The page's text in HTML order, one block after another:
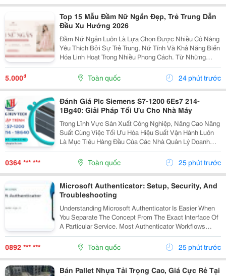
Top 15 Mẫu Đầm Nữ Ngắn Đẹp, Trẻ Trung Dẫn
Đầu Xu Hướng 2026
Đầm Nữ Ngắn Luôn Là Lựa Chọn Được Nhiều Cô Nàng
Yêu Thích Bởi Sự Trẻ Trung, Nữ Tính Và Khả Năng Biến
Hóa Linh Hoạt Trong Nhiều Phong Cách. Từ Những
Thiết Kế Babydoll Đáng Yêu, Đầm Chữ A Thanh Lịch
Đến Kiểu Trễ Vai Quyến Rũ Hay Tay Phồng Điệu Đà,
5.000₫ Toàn quốc 24 phút trước
Đánh Giá Plc Siemens S7-1200 6Es7 214-
1Bg40: Giải Pháp Tối Ưu Cho Nhà Máy
Trong Lĩnh Vực Sản Xuất Công Nghiệp, Nâng Cao Năng
Suất Cùng Việc Tối Ưu Hóa Hiệu Suất Vận Hành Luôn
Là Mục Tiêu Hàng Đầu Của Các Nhà Quản Lý Doanh
Nghiệp. Để Hỗ Trợ Các Dây Chuyền Và Hệ Thống Tự
Động Hóa Làm Việc Chính Xác, Mượt Mà Hơn, Một
Thiết Bị...
0364 *** *** Toàn quốc 25 phút trước
Microsoft Authenticator: Setup, Security, And
Troubleshooting
Understanding Microsoft Authenticator Is Easier When
You Separate The Concept From The Exact Interface Of
A Particular Service. Most Authenticator Workflows
Connect An Account To An App, Device, Or Verification
Method And Then Request A Changing Code...
0892 *** *** Toàn quốc 25 phút trước
Bán Pallet Nhựa Tải Trọng Cao, Giá Cực Rẻ Tại